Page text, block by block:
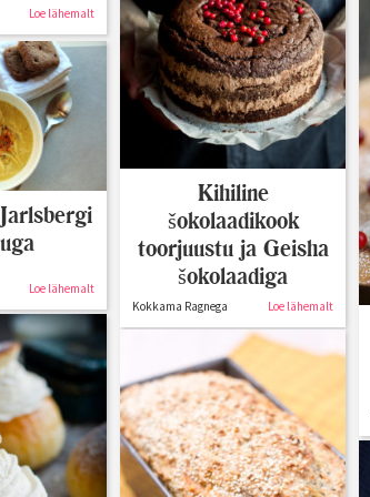
Loe lähemalt
Kihiline
šokolaadikook
toorjuustu ja Geisha
šokolaadiga
Kokkama Ragnega Loe lähemalt
Loe lähemalt